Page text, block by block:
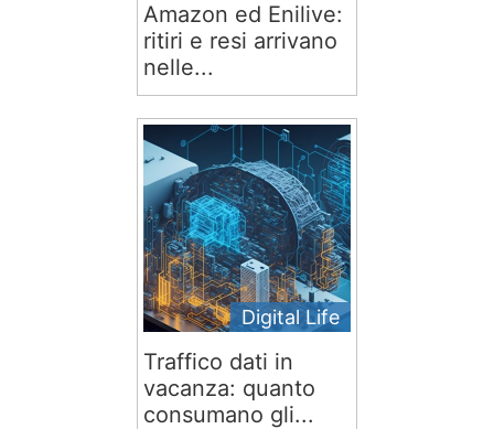
Amazon ed Enilive:
ritiri e resi arrivano
nelle...
Digital Life
Traffico dati in
vacanza: quanto
consumano gli...